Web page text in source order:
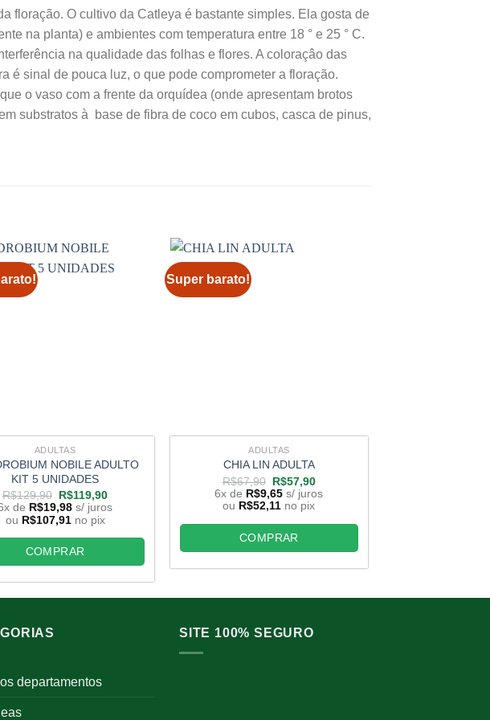
floração. O cultivo da Catleya é bastante simples. Ela gosta de
na planta) e ambientes com temperatura entre 18 ° e 25 ° C.
na qualidade das folhas e flores. A coloraçâo das
é sinal de pouca luz, o que pode comprometer a floração.
o vaso com a frente da orquídea (onde apresentam brotos
substratos à base de fibra de coco em cubos, casca de pinus,
ADULTAS
NOBILE ADULTO
KIT 5 UNIDADES
R$129,90 O
preço
original
era:
R$129,90.
R$119,90O
preço
R$119,90.
de R$19,98 s/ juros
ou R$107,91 no pix
COMPRAR
Super barato!
ADULTAS
CHIA LIN ADULTA
R$67,90 O
preço
original
era:
R$67,90.
R$57,90O
preço
R$57,90.
6x de R$9,65 s/ juros
ou R$52,11 no pix
COMPRAR
departamentos
SITE 100% SEGURO